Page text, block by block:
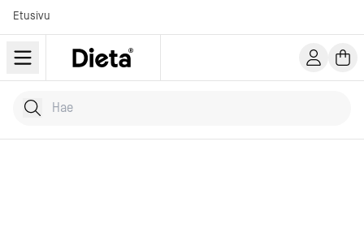
Etusivu
Hae tuotteita
Kirjoita hakusana...